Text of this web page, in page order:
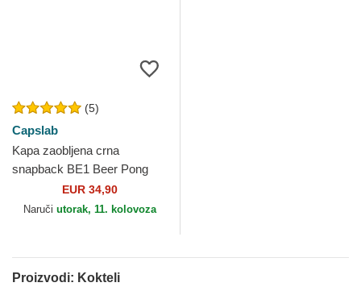
(5)
Capslab
Kapa zaobljena crna
snapback BE1 Beer Pong
Kokteli Capslab
EUR 34,90
Naruči utorak, 11. kolovoza
Proizvodi: Kokteli